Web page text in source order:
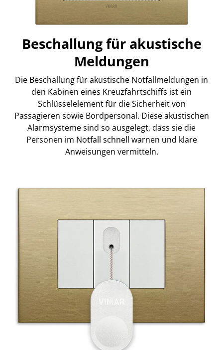
Beschallung für akustische
Meldungen
Die Beschallung für akustische Notfallmeldungen in
den Kabinen eines Kreuzfahrtschiffs ist ein
Schlüsselelement für die Sicherheit von
Passagieren sowie Bordpersonal. Diese akustischen
Alarmsysteme sind so ausgelegt, dass sie die
Personen im Notfall schnell warnen und klare
Anweisungen vermitteln.